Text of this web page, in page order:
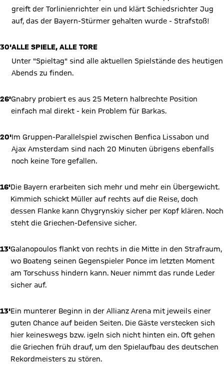
greift der Torlinienrichter ein und klärt Schiedsrichter Jug
auf, das der Bayern-Stürmer gehalten wurde - Strafstoß!
30'ALLE SPIELE, ALLE TORE
Unter "Spieltag" sind alle aktuellen Spielstände des heutigen
Abends zu finden.
26'Gnabry probiert es aus 25 Metern halbrechte Position
einfach mal direkt - kein Problem für Barkas.
20'Im Gruppen-Parallelspiel zwischen Benfica Lissabon und
Ajax Amsterdam sind nach 20 Minuten übrigens ebenfalls
noch keine Tore gefallen.
16'Die Bayern erarbeiten sich mehr und mehr ein Übergewicht.
Kimmich schickt Müller auf rechts auf die Reise, doch
dessen Flanke kann Chygrynskiy sicher per Kopf klären. Noch
steht die Griechen-Defensive sicher.
13'Galanopoulos flankt von rechts in die Mitte in den Strafraum,
wo Boateng seinen Gegenspieler Ponce im letzten Moment
am Torschuss hindern kann. Neuer nimmt das runde Leder
sicher auf.
13'Ein munterer Beginn in der Allianz Arena mit jeweils einer
guten Chance auf beiden Seiten. Die Gäste verstecken sich
hier keineswegs bzw. igeln sich nicht hinten ein. Oft gehen
die Griechen früh drauf, um den Spielaufbau des deutschen
Rekordmeisters zu stören.